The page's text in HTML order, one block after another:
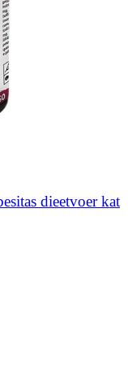
dieetvoer kat